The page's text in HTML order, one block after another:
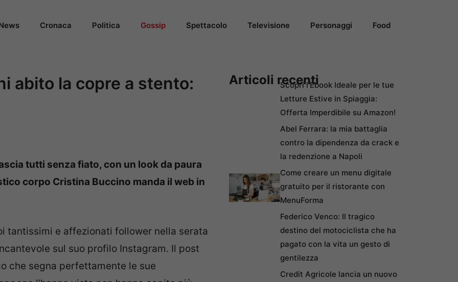
Cronaca Politica Gossip Spettacolo Televisione Personaggi Food
abito la copre a stento:
tutti senza fiato, con un look da paura
corpo Cristina Buccino manda il web in
tantissimi e affezionati follower nella serata
sul suo profilo Instagram. Il post
che segna perfettamente le sue
Articoli recentiScopri l’Ebook Ideale per le tue
Letture Estive in Spiaggia:
Offerta Imperdibile su Amazon!
Abel Ferrara: la mia battaglia
contro la dipendenza da crack e
la redenzione a Napoli
Come creare un menu digitale
gratuito per il ristorante con
MenuForma
Federico Venco: Il tragico
destino del motociclista che ha
pagato con la vita un gesto di
gentilezza
Credit Agricole lancia un nuovo